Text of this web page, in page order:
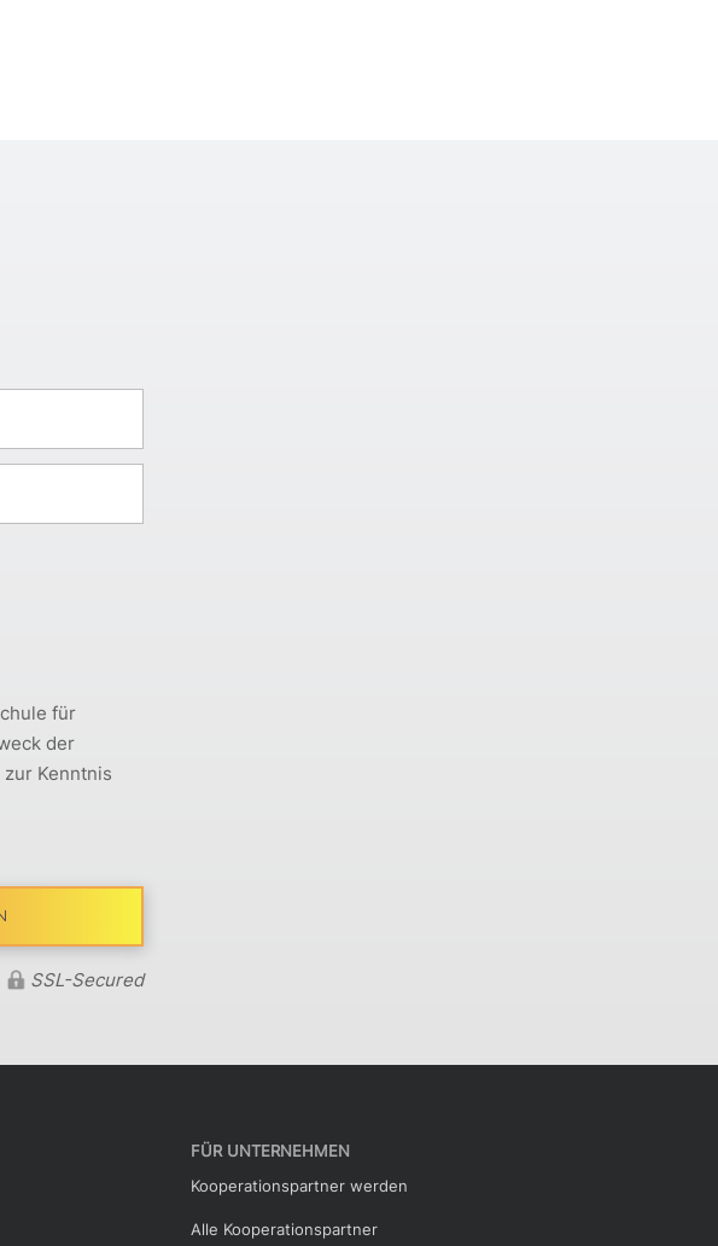
für
der
Kenntnis
SSL-Secured
FÜR UNTERNEHMEN
Kooperationspartner werden
Alle Kooperationspartner